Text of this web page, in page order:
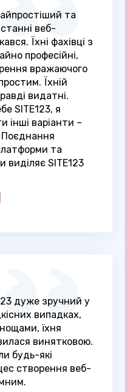
та
веб-
Їхні фахівці з
професійні,
вражаючого
Їхній
видатні.
SITE123, я
інші варіанти –
Поєднання
та
виділяє SITE123
дуже зручний у
випадках,
їхня
винятковою.
будь-які
створення веб-